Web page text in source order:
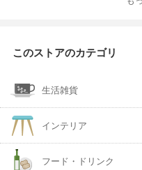
このストアのカテゴリ
生活雑貨
インテリア
フード・ドリンク